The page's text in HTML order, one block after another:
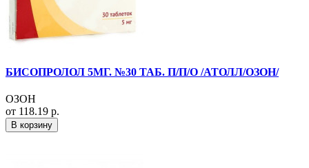
БИСОПРОЛОЛ 5МГ. №30 ТАБ. П/П/О /АТОЛЛ/ОЗОН/
ОЗОН
от 118.19 р.
В корзину